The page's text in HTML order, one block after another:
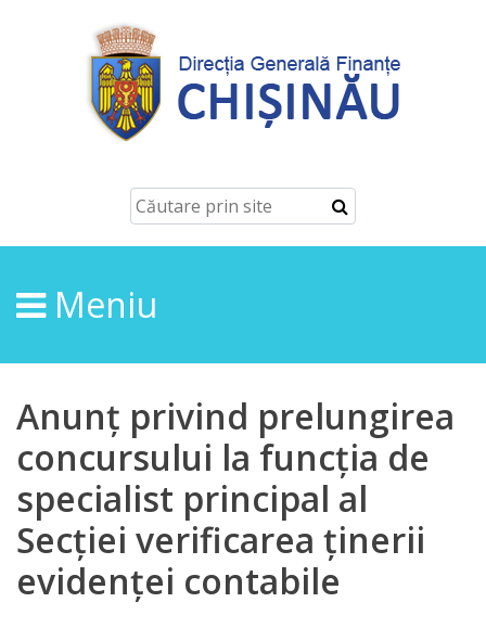
Despre
Conducerea
Structura
Direcţia
ordin
economic
Direcția
finanțe
de
Meniu
Anunț privind prelungirea
concursului la funcția de
specialist principal al
Secţiei verificarea ţinerii
evidenţei contabile